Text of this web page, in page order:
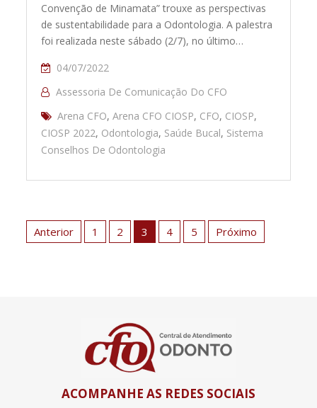
Convenção de Minamata” trouxe as perspectivas
de sustentabilidade para a Odontologia. A palestra
foi realizada neste sábado (2/7), no último…
04/07/2022
Assessoria De Comunicação Do CFO
Arena CFO,Arena CFO CIOSP, CFO, CIOSP,
CIOSP 2022, Odontologia, Saúde Bucal, Sistema
Conselhos De Odontologia
Paginação
de
Anterior 1 2 3 4 5 Próximo
ACOMPANHE AS REDES SOCIAIS